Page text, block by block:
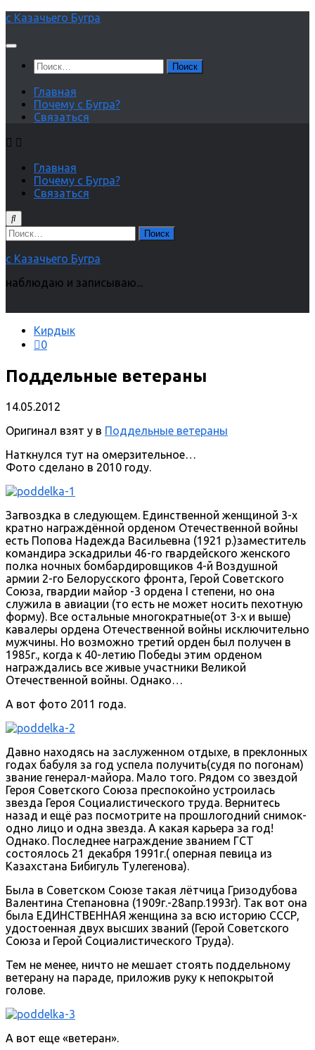
Перейти
содержимому
с Казачьего Бугра
Найти:
Главная
Почему с Бугра?
Связаться
Главная
Почему с Бугра?
Связаться
Найти:
с Казачьего Бугра
наблюдаю и записываю...
Кирдык
0
Поддельные ветераны
14.05.2012
Оригинал взят у в Поддельные ветераны
Наткнулся тут на омерзительное…
Фото сделано в 2010 году.
Загвоздка в следующем. Единственной женщиной 3-х
кратно награждённой орденом Отечественной войны
есть Попова Надежда Васильевна (1921 р.)заместитель
командира эскадрильи 46-го гвардейского женского
полка ночных бомбардировщиков 4-й Воздушной
армии 2-го Белорусского фронта, Герой Советского
Союза, гвардии майор -3 ордена I степени, но она
служила в авиации (то есть не может носить пехотную
форму). Все остальные многократные(от 3-х и выше)
кавалеры ордена Отечественной войны исключительно
мужчины. Но возможно третий орден был получен в
1985г., когда к 40-летию Победы этим орденом
награждались все живые участники Великой
Отечественной войны. Однако…
А вот фото 2011 года.
Давно находясь на заслуженном отдыхе, в преклонных
годах бабуля за год успела получить(судя по погонам)
звание генерал-майора. Мало того. Рядом со звездой
Героя Советского Союза преспокойно устроилась
звезда Героя Социалистического труда. Вернитесь
назад и ещё раз посмотрите на прошлогодний снимок-
одно лицо и одна звезда. А какая карьера за год!
Однако. Последнее награждение званием ГСТ
состоялось 21 декабря 1991г.( оперная певица из
Казахстана Бибигуль Тулегенова).
Была в Советском Союзе такая лётчица Гризодубова
Валентина Степановна (1909г.-28апр.1993г). Так вот она
была ЕДИНСТВЕННАЯ женщина за всю историю СССР,
удостоенная двух высших званий (Герой Советского
Союза и Герой Социалистического Труда).
Тем не менее, ничто не мешает стоять поддельному
ветерану на параде, приложив руку к непокрытой
голове.
А вот еще «ветеран».